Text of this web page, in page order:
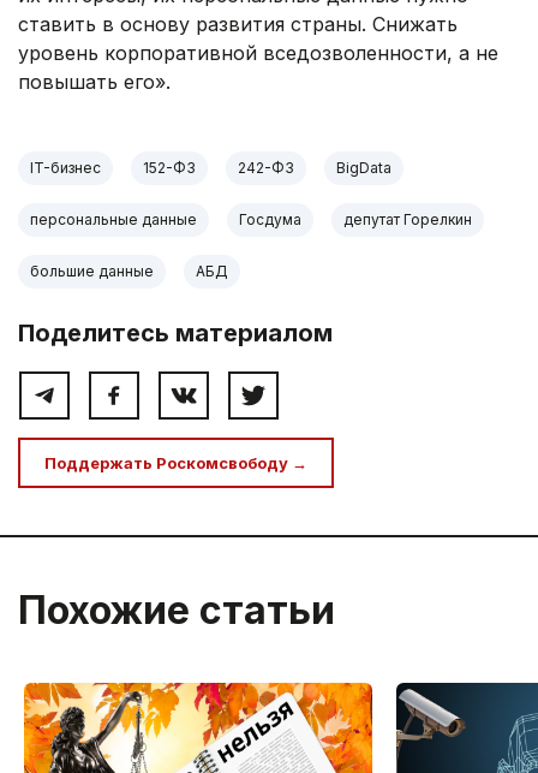
ставить в основу развития страны. Снижать
уровень корпоративной вседозволенности, а не
повышать его».
IT-бизнес 152-ФЗ 242-ФЗ BigData
персональные данные Госдума депутат Горелкин
большие данные АБД
Поделитесь материалом
Поддержать Роскомсвободу →
Похожие статьи